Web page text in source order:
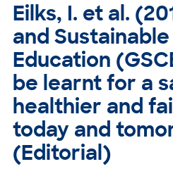
Eilks, I. et al.
and
Education
be learnt for a
healthier and
today and
(Editorial)